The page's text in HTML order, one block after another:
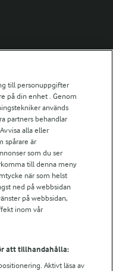
till personuppgifter
på din enhet . Genom
används
partners behandlar
alla eller
spårare är
som du ser
till denna meny
när som helst
ned på webbsidan
på webbsidan,
inom vår
att tillhandahålla:
Aktivt läsa av